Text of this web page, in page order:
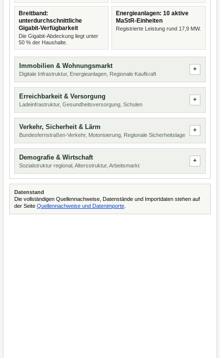
Breitband:
unterdurchschnittliche
Gigabit-Verfügbarkeit
Die Gigabit-Abdeckung liegt unter
50 % der Haushalte.
Energieanlagen: 10 aktive
MaStR-Einheiten
Registrierte Leistung rund 17,9 MW.
Immobilien & Wohnungsmarkt
Digitale Infrastruktur, Energieanlagen, Regionale Kaufkraft
Erreichbarkeit & Versorgung
Ladeinfrastruktur, Gesundheitsversorgung, Schulen
Verkehr, Sicherheit & Lärm
Bundesfernstraßen-Verkehr, Motorisierung, Regionale Sicherheitslage
Demografie & Wirtschaft
Sozialstruktur regional, Altersstruktur, Arbeitsmarkt
Datenstand
Die vollständigen Quellennachweise, Datenstände und Importdaten stehen auf
der Seite Quellennachweise und Datenimporte